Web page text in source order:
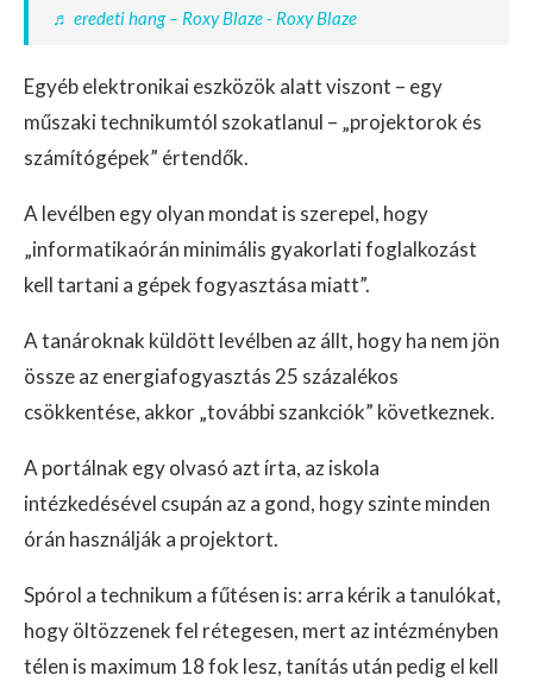
♬ eredeti hang – Roxy Blaze - Roxy Blaze
Egyéb elektronikai eszközök alatt viszont – egy
műszaki technikumtól szokatlanul – „projektorok és
számítógépek” értendők.
A levélben egy olyan mondat is szerepel, hogy
„informatikaórán minimális gyakorlati foglalkozást
kell tartani a gépek fogyasztása miatt”.
A tanároknak küldött levélben az állt, hogy ha nem jön
össze az energiafogyasztás 25 százalékos
csökkentése, akkor „további szankciók” következnek.
A portálnak egy olvasó azt írta, az iskola
intézkedésével csupán az a gond, hogy szinte minden
órán használják a projektort.
Spórol a technikum a fűtésen is: arra kérik a tanulókat,
hogy öltözzenek fel rétegesen, mert az intézményben
télen is maximum 18 fok lesz, tanítás után pedig el kell